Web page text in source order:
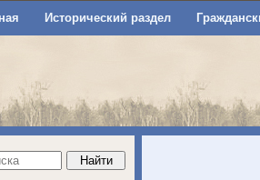
Исторический раздел